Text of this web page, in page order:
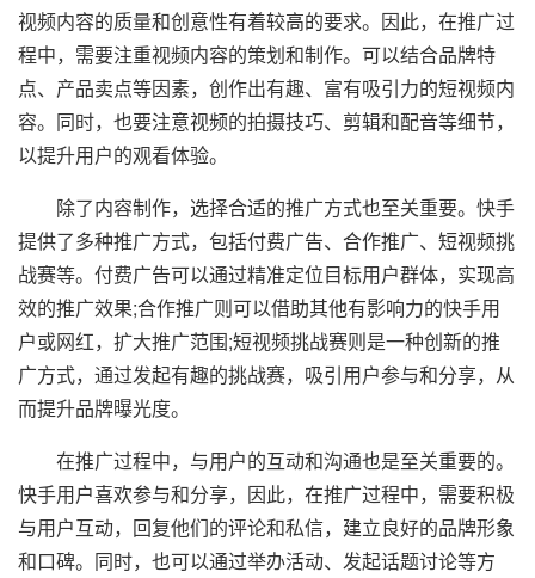
视频内容的质量和创意性有着较高的要求。因此，在推广过
程中，需要注重视频内容的策划和制作。可以结合品牌特
点、产品卖点等因素，创作出有趣、富有吸引力的短视频内
容。同时，也要注意视频的拍摄技巧、剪辑和配音等细节，
以提升用户的观看体验。
除了内容制作，选择合适的推广方式也至关重要。快手
提供了多种推广方式，包括付费广告、合作推广、短视频挑
战赛等。付费广告可以通过精准定位目标用户群体，实现高
效的推广效果;合作推广则可以借助其他有影响力的快手用
户或网红，扩大推广范围;短视频挑战赛则是一种创新的推
广方式，通过发起有趣的挑战赛，吸引用户参与和分享，从
而提升品牌曝光度。
在推广过程中，与用户的互动和沟通也是至关重要的。
快手用户喜欢参与和分享，因此，在推广过程中，需要积极
与用户互动，回复他们的评论和私信，建立良好的品牌形象
和口碑。同时，也可以通过举办活动、发起话题讨论等方